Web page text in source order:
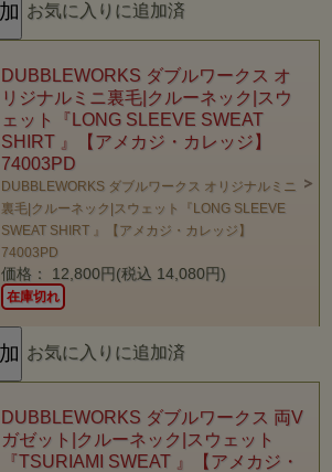
お気に入りに追加済
DUBBLEWORKS ダブルワークス オ
リジナルミニ裏毛|クルーネック|スウ
ェット『LONG SLEEVE SWEAT
SHIRT 』【アメカジ・カレッジ】
74003PD
DUBBLEWORKS ダブルワークス オリジナルミニ
裏毛|クルーネック|スウェット『LONG SLEEVE
SWEAT SHIRT 』【アメカジ・カレッジ】
74003PD
価格： 12,800円(税込 14,080円)
在庫切れ
お気に入りに追加済
DUBBLEWORKS ダブルワークス 両V
ガゼット|クルーネック|スウェット
『TSURIAMI SWEAT 』【アメカジ・